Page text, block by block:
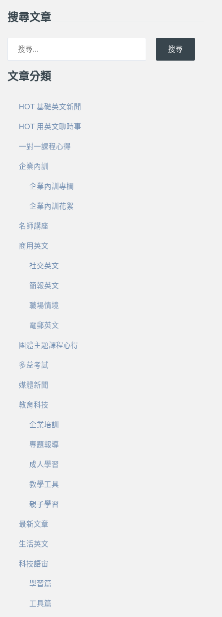
搜尋文章
搜尋
文章分類
HOT 基礎英文新聞
HOT 用英文聊時事
一對一課程心得
企業內訓
企業內訓專欄
企業內訓花絮
名師講座
商用英文
社交英文
簡報英文
職場情境
電郵英文
團體主題課程心得
多益考試
媒體新聞
教育科技
企業培訓
專題報導
成人學習
教學工具
親子學習
最新文章
生活英文
科技語宙
學習篇
工具篇